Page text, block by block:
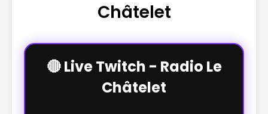
Châtelet
🔴 Live Twitch - Radio Le
Châtelet